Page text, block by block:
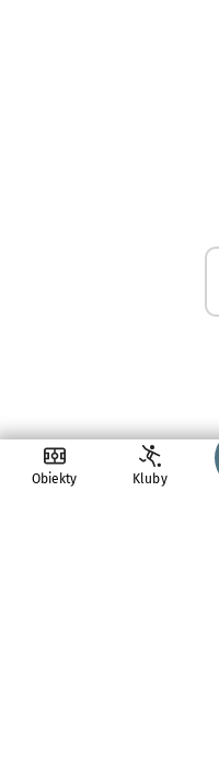
Obiekty Kluby